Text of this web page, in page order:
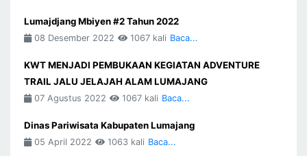
Lumajdjang Mbiyen #2 Tahun 2022
08 Desember 2022 1067 kali Baca...
KWT MENJADI PEMBUKAAN KEGIATAN ADVENTURE
TRAIL JALU JELAJAH ALAM LUMAJANG
07 Agustus 2022 1067 kali Baca...
Dinas Pariwisata Kabupaten Lumajang
05 April 2022 1063 kali Baca...